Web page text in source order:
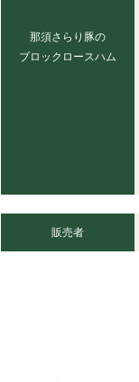
那須さらり豚の
ブロックロースハム
販売者